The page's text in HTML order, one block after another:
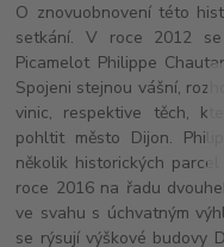
O znovuobnovení této
setkání. V roce 2012
Picamelot Philippe
Spojeni stejnou vášní,
vinic, respektive těch,
pohltit město Dijon.
několik historických
roce 2016 na řadu
ve svahu s úchvatným
se rýsují výškové budovy